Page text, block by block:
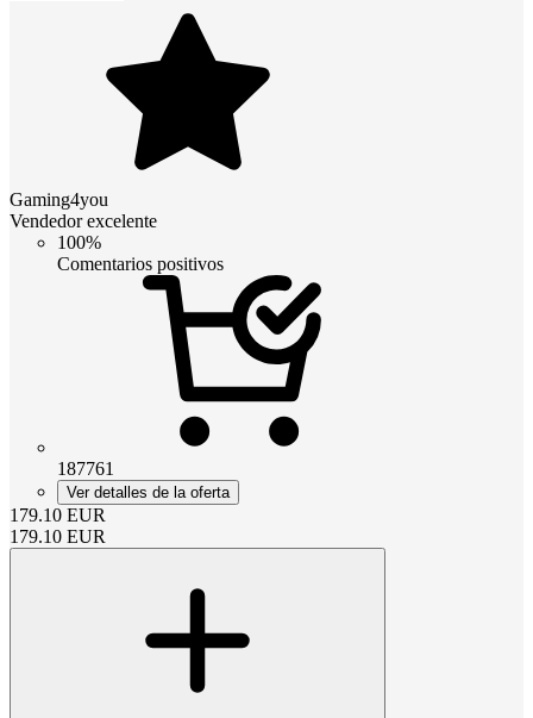
Gaming4you
Vendedor excelente
100%
Comentarios positivos
187761
Ver detalles de la oferta
179.10 EUR
179.10 EUR